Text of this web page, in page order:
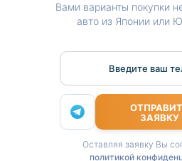
Вами варианты покупки
авто из Японии или
Введите ваш
ЗАЯВКУ
Оставляя заявку Вы
политикой